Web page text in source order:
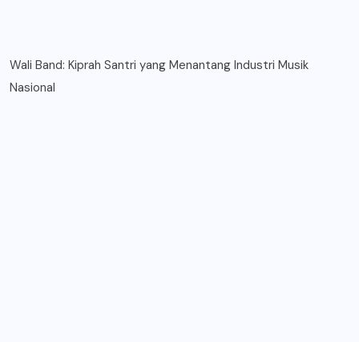
Wali Band: Kiprah Santri yang Menantang Industri Musik
Nasional